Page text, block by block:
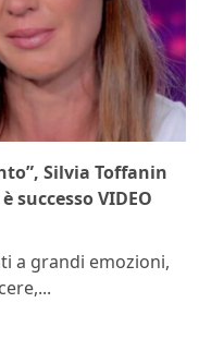
Silvia Toffanin
successo VIDEO
a grandi emozioni,